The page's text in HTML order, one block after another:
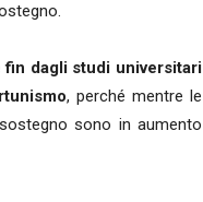
dagli studi universitari
, perché mentre le
sono in aumento